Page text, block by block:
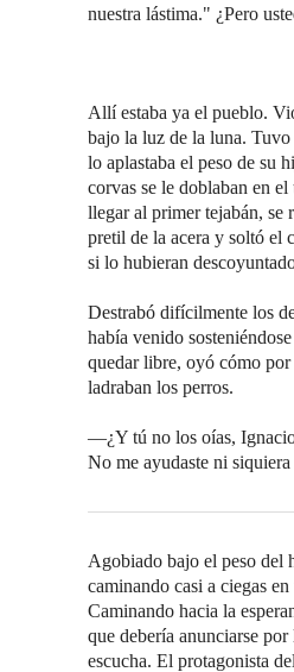
nuestra lástima." ¿Pero
Allí estaba ya el pueblo.
bajo la luz de la luna.
lo aplastaba el peso de su
corvas se le doblaban en
llegar al primer tejabán, se
pretil de la acera y soltó el
si lo hubieran
Destrabó difícilmente los
había venido
quedar libre, oyó cómo por
ladraban los perros.
—¿Y tú no los oías,
No me ayudaste ni siquiera
Agobiado bajo el peso del
caminando casi a ciegas
Caminando hacia la
que debería anunciarse
escucha. El protagonista